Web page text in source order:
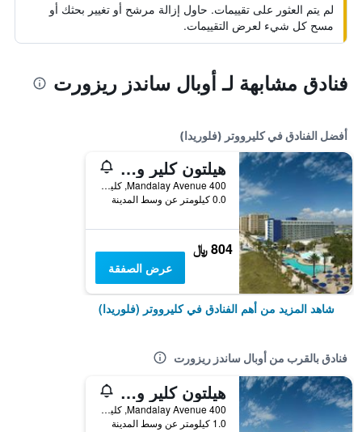
لم يتم العثور على تقييمات. حاول إزالة مرشح أو تغيير بحثك أو
مسح كل شيء لعرض التقييمات.
فنادق مشابهة لـ أوبال ساندز ريزورت
أفضل الفنادق في كليرووتر (فلوريدا)
هيلتون كلير ووتر بيتش ريزورت آند سبا
400 Mandalay Avenue, كليرووتر (فلوريدا), FL, الولايات المتحدة الأميريكية
0.0 كيلومتر عن وسط المدينة
804 ﷼
عرض الصفقة
شاهد المزيد من أهم الفنادق في كليرووتر (فلوريدا)
فنادق بالقرب من أوبال ساندز ريزورت
هيلتون كلير ووتر بيتش ريزورت آند سبا
400 Mandalay Avenue, كليرووتر (فلوريدا), FL, الولايات المتحدة الأميريكية
1.0 كيلومتر عن وسط المدينة